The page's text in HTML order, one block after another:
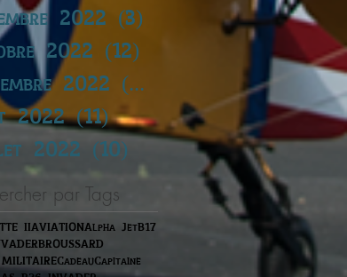
2022 (3)
2022 (12)
2022 (14)
2022 (11)11 posts
2022 (10) 10 posts
par Tags
IIAVIATIONAlpha JetB17
BROUSSARD
CadeauCapitaine